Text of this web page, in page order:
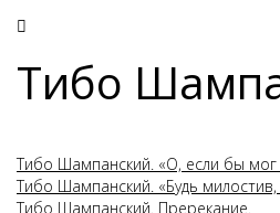
Тибо
Тибо Шампанский. «О, если бы мог
Тибо Шампанский. «Будь милостив,
Тибо Шампанский. Пререкание.